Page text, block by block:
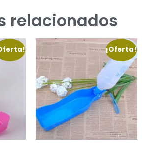
relacionados
¡Oferta!